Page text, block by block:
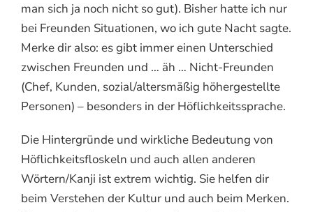
man sich ja noch nicht so gut). Bisher hatte ich nur
bei Freunden Situationen, wo ich gute Nacht sagte.
Merke dir also: es gibt immer einen Unterschied
zwischen Freunden und … äh … Nicht-Freunden
(Chef, Kunden, sozial/altersmäßig höhergestellte
Personen) – besonders in der Höflichkeitssprache.
Die Hintergründe und wirkliche Bedeutung von
Höflichkeitsfloskeln und auch allen anderen
Wörtern/Kanji ist extrem wichtig. Sie helfen dir
beim Verstehen der Kultur und auch beim Merken.